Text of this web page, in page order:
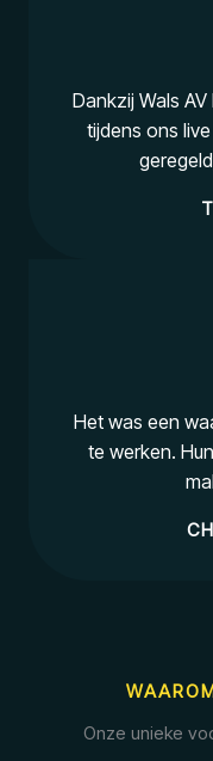
Dankzij Wals
tijdens ons
Het was een
te werken.
Onze unieke